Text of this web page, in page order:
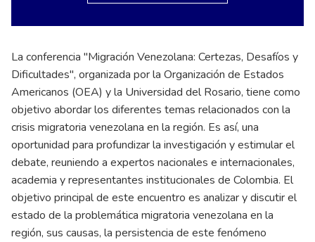
La conferencia "Migración Venezolana: Certezas, Desafíos y
Dificultades", organizada por la Organización de Estados
Americanos (OEA) y la Universidad del Rosario, tiene como
objetivo abordar los diferentes temas relacionados con la
crisis migratoria venezolana en la región. Es así, una
oportunidad para profundizar la investigación y estimular el
debate, reuniendo a expertos nacionales e internacionales,
academia y representantes institucionales de Colombia. El
objetivo principal de este encuentro es analizar y discutir el
estado de la problemática migratoria venezolana en la
región, sus causas, la persistencia de este fenómeno